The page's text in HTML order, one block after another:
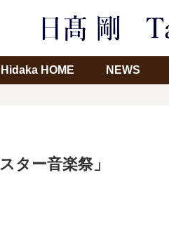
HOME NEWS
ター音楽祭」